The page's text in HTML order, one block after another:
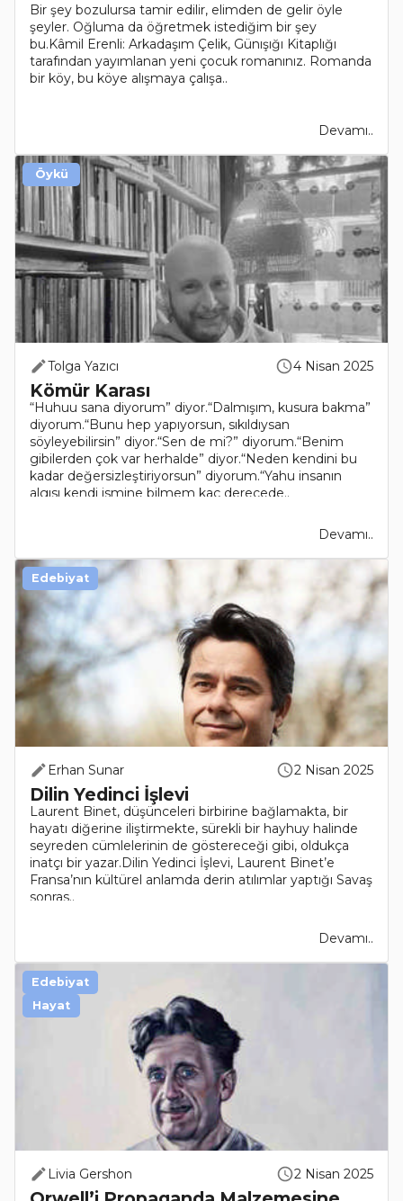
Bir şey bozulursa tamir edilir, elimden de gelir öyle
şeyler. Oğluma da öğretmek istediğim bir şey
bu.Kâmil Erenli: Arkadaşım Çelik, Günışığı Kitaplığı
tarafından yayımlanan yeni çocuk romanınız. Romanda
bir köy, bu köye alışmaya çalışa..
Devamı..
Tolga Yazıcı 4 Nisan 2025
Kömür Karası
“Huhuu sana diyorum” diyor.“Dalmışım, kusura bakma”
diyorum.“Bunu hep yapıyorsun, sıkıldıysan
söyleyebilirsin” diyor.“Sen de mi?” diyorum.“Benim
gibilerden çok var herhalde” diyor.“Neden kendini bu
kadar değersizleştiriyorsun” diyorum.“Yahu insanın
algısı kendi ismine bilmem kaç derecede..
Devamı..
Öykü
Erhan Sunar 2 Nisan 2025
Dilin Yedinci İşlevi
Laurent Binet, düşünceleri birbirine bağlamakta, bir
hayatı diğerine iliştirmekte, sürekli bir hayhuy halinde
seyreden cümlelerinin de göstereceği gibi, oldukça
inatçı bir yazar.Dilin Yedinci İşlevi, Laurent Binet’e
Fransa’nın kültürel anlamda derin atılımlar yaptığı Savaş
sonras..
Devamı..
Edebiyat
Livia Gershon 2 Nisan 2025
Edebiyat
Hayat